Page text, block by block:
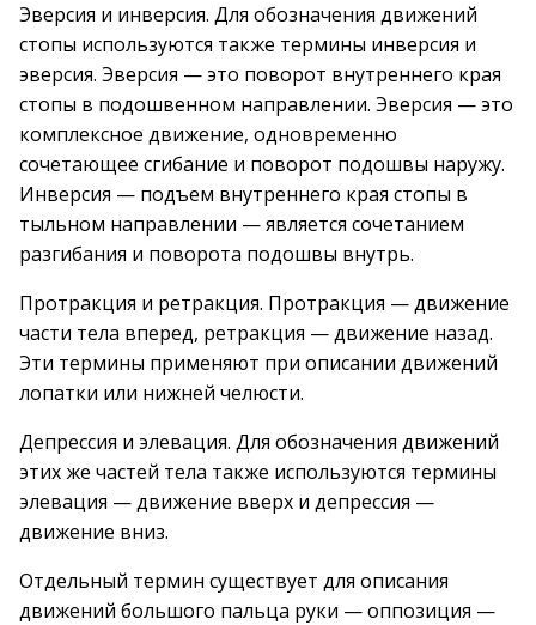
Эверсия и инверсия. Для обозначения движений
стопы используются также термины инверсия и
эверсия. Эверсия — это поворот внутреннего края
стопы в подошвенном направлении. Эверсия — это
комплексное движение, одновременно
сочетающее сгибание и поворот подошвы наружу.
Инверсия — подъем внутреннего края стопы в
тыльном направлении — является сочетанием
разгибания и поворота подошвы внутрь.
Протракция и ретракция. Протракция — движение
части тела вперед, ретракция — движение назад.
Эти термины применяют при описании движений
лопатки или нижней челюсти.
Депрессия и элевация. Для обозначения движений
этих же частей тела также используются термины
элевация — движение вверх и депрессия —
движение вниз.
Отдельный термин существует для описания
движений большого пальца руки — оппозиция —